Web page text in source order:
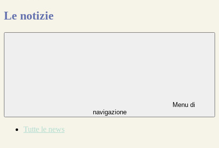
Le notizie
Menu di
navigazione
Tutte le news